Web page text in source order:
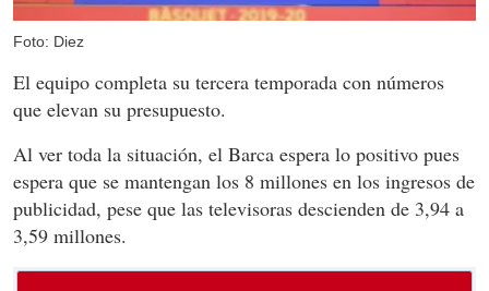
Foto: Diez
El equipo completa su tercera temporada con números
que elevan su presupuesto.
Al ver toda la situación, el Barca espera lo positivo pues
espera que se mantengan los 8 millones en los ingresos de
publicidad, pese que las televisoras descienden de 3,94 a
3,59 millones.